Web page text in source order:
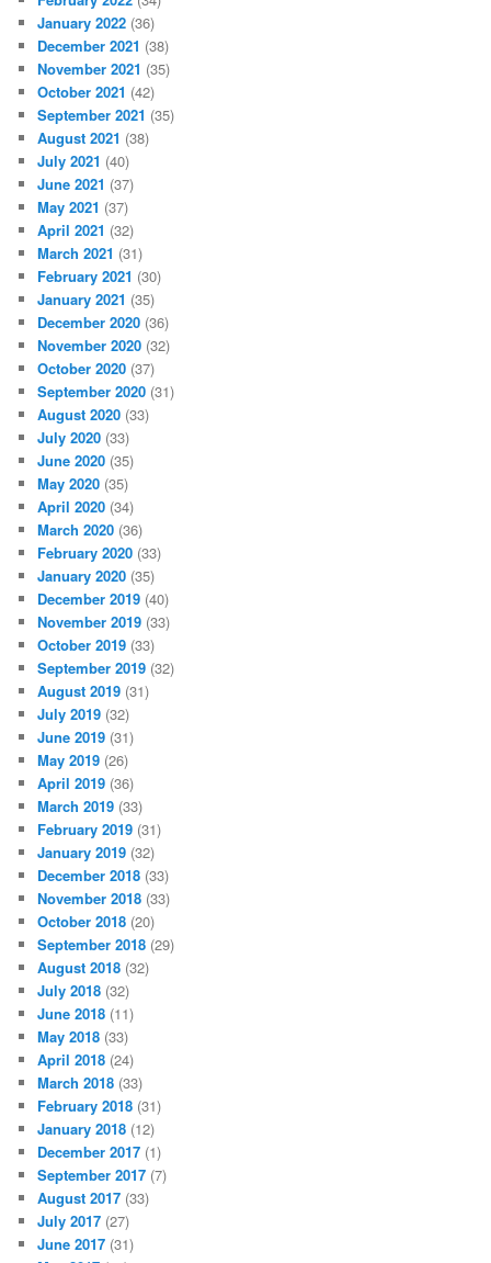
January 2022 (36)
December 2021 (38)
November 2021 (35)
October 2021 (42)
September 2021 (35)
August 2021 (38)
July 2021 (40)
June 2021 (37)
May 2021 (37)
April 2021 (32)
March 2021 (31)
February 2021 (30)
January 2021 (35)
December 2020 (36)
November 2020 (32)
October 2020 (37)
September 2020 (31)
August 2020 (33)
July 2020 (33)
June 2020 (35)
May 2020 (35)
April 2020 (34)
March 2020 (36)
February 2020 (33)
January 2020 (35)
December 2019 (40)
November 2019 (33)
October 2019 (33)
September 2019 (32)
August 2019 (31)
July 2019 (32)
June 2019 (31)
May 2019 (26)
April 2019 (36)
March 2019 (33)
February 2019 (31)
January 2019 (32)
December 2018 (33)
November 2018 (33)
October 2018 (20)
September 2018 (29)
August 2018 (32)
July 2018 (32)
June 2018 (11)
May 2018 (33)
April 2018 (24)
March 2018 (33)
February 2018 (31)
January 2018 (12)
December 2017 (1)
September 2017 (7)
August 2017 (33)
July 2017 (27)
June 2017 (31)